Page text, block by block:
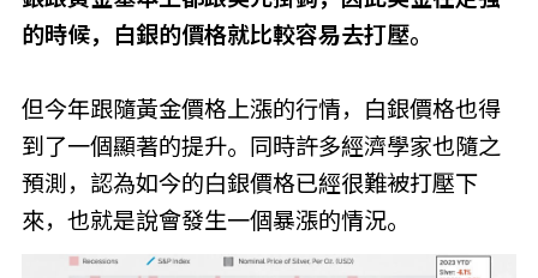
的時候，白銀的價格就比較容易去打壓。
但今年跟隨黃金價格上漲的行情，白銀價格也得
到了一個顯著的提升。同時許多經濟學家也隨之
預測，認為如今的白銀價格已經很難被打壓下
來，也就是說會發生一個暴漲的情況。